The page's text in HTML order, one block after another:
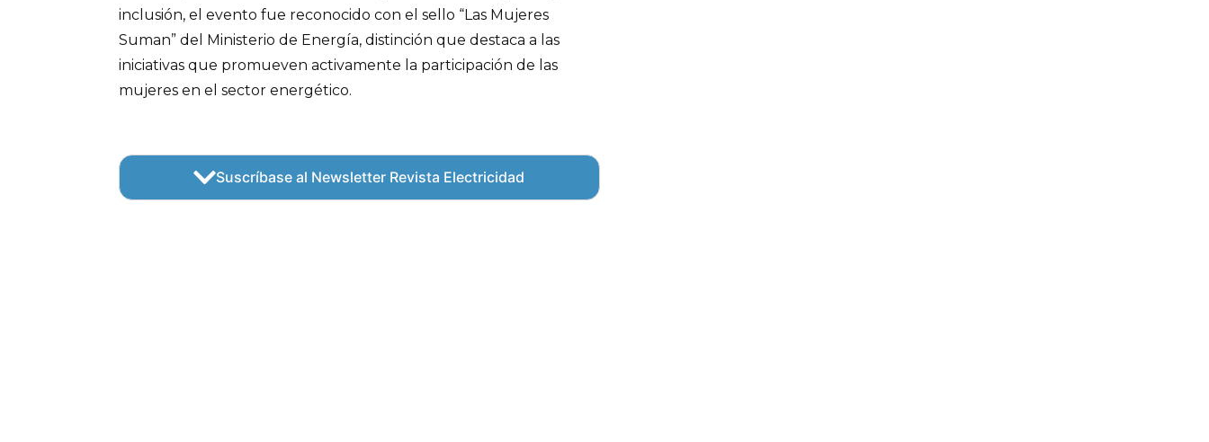
inclusión, el evento fue reconocido con el sello “Las Mujeres
Suman” del Ministerio de Energía, distinción que destaca a las
iniciativas que promueven activamente la participación de las
mujeres en el sector energético.
Suscríbase al Newsletter Revista Electricidad